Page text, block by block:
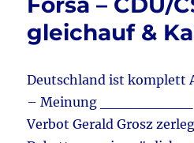
gleichauf &
Deutschland ist komplett
– Meinung _________
Verbot Gerald Grosz